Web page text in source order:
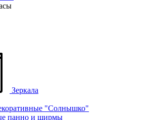
Зеркала
"Солнышко"
панно и ширмы